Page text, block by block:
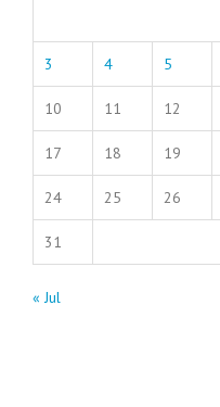
3 4 5
10 11 12
17 18 19
24 25 26
31
« Jul